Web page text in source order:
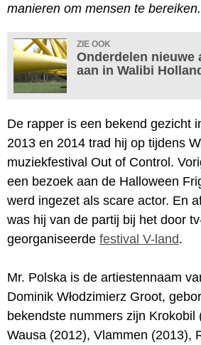
manieren om mensen te
ZIE OOK
Onderdelen nieuwe
aan in Walibi
De rapper is een bekend gezicht
2013 en 2014 trad hij op tijdens
muziekfestival Out of Control.
een bezoek aan de Halloween
werd ingezet als scare actor. En
was hij van de partij bij het door
georganiseerde festival V-land.
Mr. Polska is de artiestennaam
Dominik Włodzimierz Groot,
bekendste nummers zijn Krokobil
Wausa (2012), Vlammen (2013),